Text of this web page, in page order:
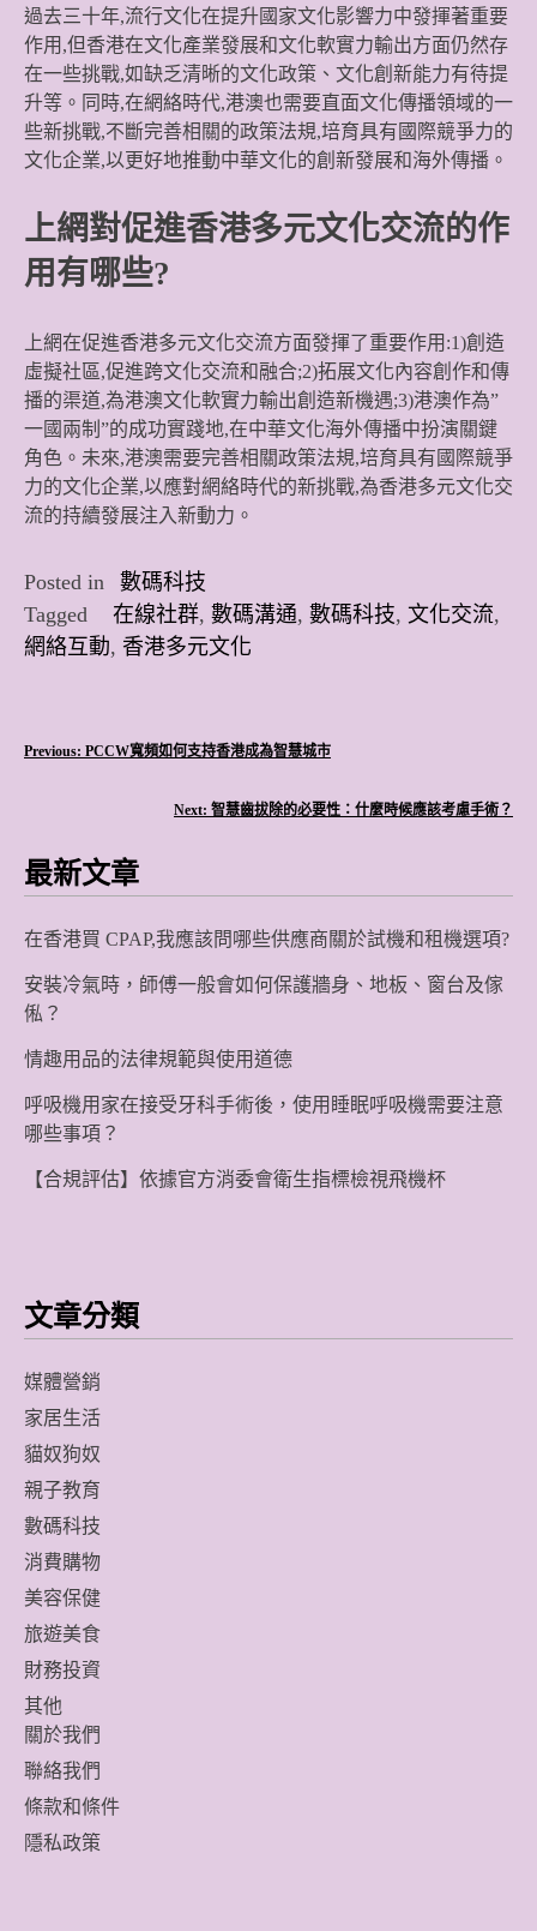
過去三十年,流行文化在提升國家文化影響力中發揮著重要
作用,但香港在文化產業發展和文化軟實力輸出方面仍然存
在一些挑戰,如缺乏清晰的文化政策、文化創新能力有待提
升等。同時,在網絡時代,港澳也需要直面文化傳播領域的一
些新挑戰,不斷完善相關的政策法規,培育具有國際競爭力的
文化企業,以更好地推動中華文化的創新發展和海外傳播。
上網對促進香港多元文化交流的作
用有哪些?
上網在促進香港多元文化交流方面發揮了重要作用:1)創造
虛擬社區,促進跨文化交流和融合;2)拓展文化內容創作和傳
播的渠道,為港澳文化軟實力輸出創造新機遇;3)港澳作為”
一國兩制”的成功實踐地,在中華文化海外傳播中扮演關鍵
角色。未來,港澳需要完善相關政策法規,培育具有國際競爭
力的文化企業,以應對網絡時代的新挑戰,為香港多元文化交
流的持續發展注入新動力。
Posted in
數碼科技
Tagged
在線社群, 數碼溝通, 數碼科技, 文化交流,
網絡互動, 香港多元文化
文
覽
Previous: PCCW寬頻如何支持香港成為智慧城市
Next: 智慧齒拔除的必要性：什麼時候應該考慮手術？
最新文章
在香港買 CPAP,我應該問哪些供應商關於試機和租機選項?
安裝冷氣時，師傅一般會如何保護牆身、地板、窗台及傢
俬？
情趣用品的法律規範與使用道德
呼吸機用家在接受牙科手術後，使用睡眠呼吸機需要注意
哪些事項？
【合規評估】依據官方消委會衛生指標檢視飛機杯
文章分類
媒體營銷
家居生活
貓奴狗奴
親子教育
數碼科技
消費購物
美容保健
旅遊美食
財務投資
其他
關於我們
聯絡我們
條款和條件
隱私政策